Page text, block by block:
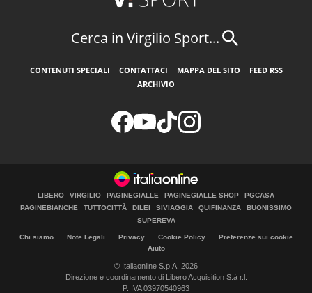
Cerca in Virgilio Sport...
CONTENUTI SPECIALI CONTATTACI MAPPA DEL SITO
FEED RSS
ARCHIVIO
LIBERO VIRGILIO PAGINEGIALLE PAGINEGIALLE SHOP
PGCASA
PAGINEBIANCHE
TUTTOCITTÀ DILEI SIVIAGGIA QUIFINANZA
BUONISSIMO
SUPEREVA
Chi siamo Note Legali Privacy Cookie Policy
Preferenze sui cookie
Aiuto
© Italiaonline S.p.A. 2026
Direzione e coordinamento di Libero Acquisition S.á r.l.
P. IVA 03970540963